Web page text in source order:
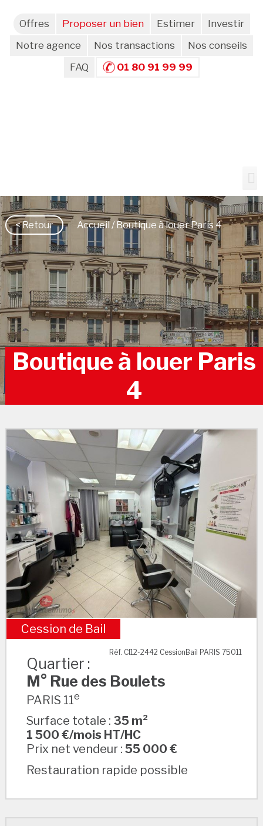
Offres Proposer un bien Estimer
Investir
Notre agence
Nos transactions
Nos conseils
FAQ
01 80 91 99 99
< Retour Accueil/ Boutique à louer Paris 4
Boutique à louer Paris
4
M° Rue des Boulets
Cession de Bail
Réf. CI12-2442 CessionBail PARIS 75011
Quartier :
M° Rue des Boulets
PARIS 11e
Surface totale : 35 m²
1 500 €/mois HT/HC
Prix net vendeur :55 000 €
Restauration rapide possible